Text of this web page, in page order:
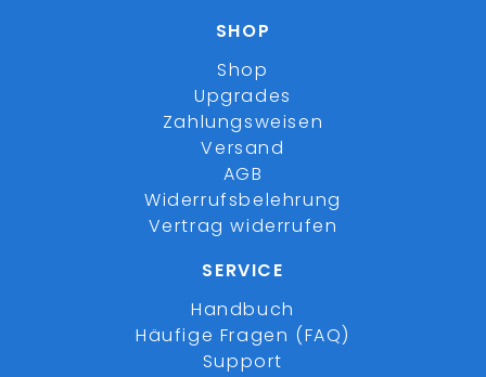
SHOP
Shop
Upgrades
Zahlungsweisen
Versand
AGB
Widerrufsbelehrung
Vertrag widerrufen
SERVICE
Handbuch
Häufige Fragen (FAQ)
Support